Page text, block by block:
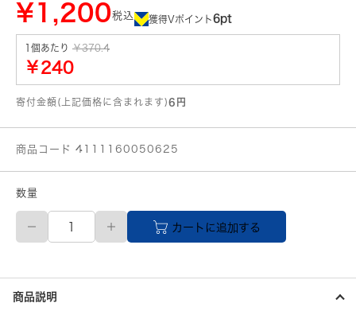
¥1,200税込 獲得Vポイント6pt
1個あたり ￥370.4
￥240
寄付金額(上記価格に含まれます)6円
商品コード 4111160050625
数量
オ
ザ
つ
き
ご
カートに追加する
商品説明